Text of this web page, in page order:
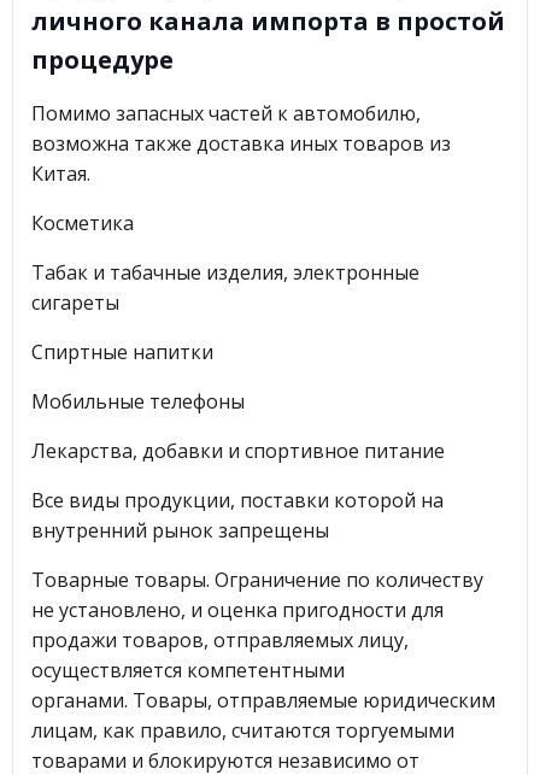
личного канала импорта в простой
процедуре
Помимо запасных частей к автомобилю,
возможна также доставка иных товаров из
Китая.
Косметика
Табак и табачные изделия, электронные
сигареты
Спиртные напитки
Мобильные телефоны
Лекарства, добавки и спортивное питание
Все виды продукции, поставки которой на
внутренний рынок запрещены
Товарные товары. Ограничение по количеству
не установлено, и оценка пригодности для
продажи товаров, отправляемых лицу,
осуществляется компетентными
органами. Товары, отправляемые юридическим
лицам, как правило, считаются торгуемыми
товарами и блокируются независимо от